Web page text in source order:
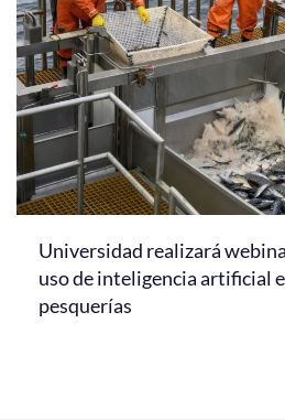
Universidad realizará
uso de inteligencia artificial
pesquerías